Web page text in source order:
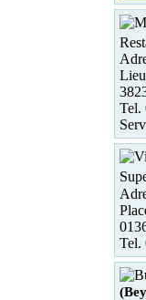
Tel.
Tel.